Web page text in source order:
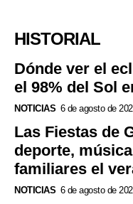
HISTORIAL
Dónde ver el
el 98% del Sol
NOTICIAS 6 de agosto de
Las Fiestas de
deporte,
familiares el
NOTICIAS 6 de agosto de